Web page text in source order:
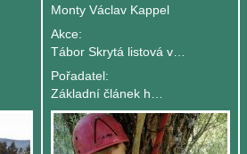
Monty Václav Kappel
Akce:
Tábor Skrytá listová vesnice
Pořadatel:
Základní článek hnutí Brontosaurus 1. BRĎO TIŠNOV - GINGO